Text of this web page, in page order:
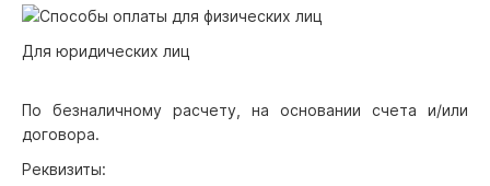
Для юридических лиц
По безналичному расчету, на основании счета и/или
договора.
Реквизиты: